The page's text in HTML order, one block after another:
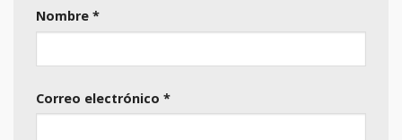
Nombre *
Correo electrónico *